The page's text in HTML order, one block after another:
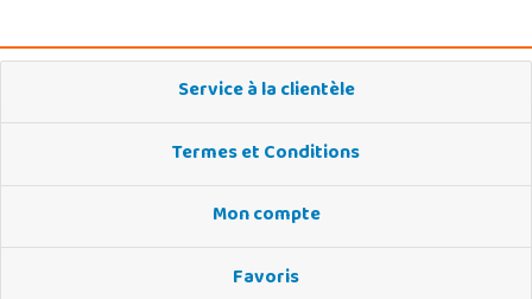
Service à la clientèle
Termes et Conditions
Mon compte
Favoris